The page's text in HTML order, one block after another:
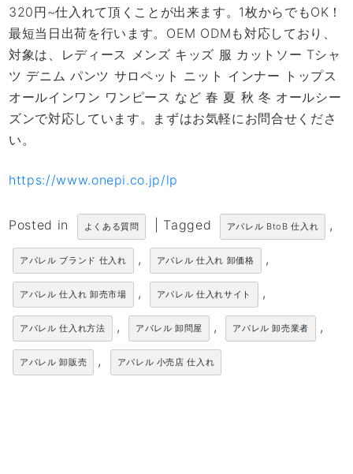
320円~仕入れて頂くことが出来ます。1枚からでもOK！
最短当日出荷を行います。OEM ODMも対応しており、
対象は、レディース メンズ キッズ 服 カットソー Tシャ
ツ デニム パンツ サロペット ニット インナー トップス
オールインワン ワンピース など 春 夏 秋 冬 オールシー
ズンで対応しています。まずはお気軽にお問合せくださ
い。
https://www.onepi.co.jp/lp
Posted in よくある質問 Tagged アパレル BtoB 仕入れ ,
アパレル ブランド 仕入れ , アパレル 仕入れ 卸価格 ,
アパレル 仕入れ 卸売市場 , アパレル 仕入れサイト ,
アパレル 仕入れ方法 , アパレル 卸問屋 , アパレル 卸売業者 ,
アパレル 卸販売 , アパレル 小売店 仕入れ